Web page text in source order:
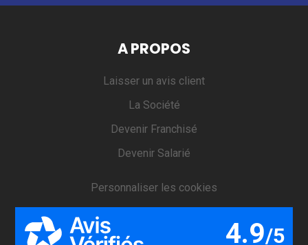
A PROPOS
Laisser un avis client
La Société
Devenir Franchisé
Devenir Salarié
Personnaliser les cookies